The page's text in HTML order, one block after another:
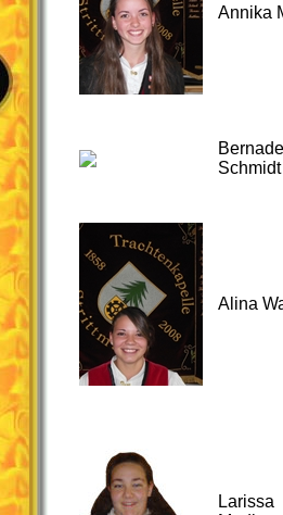
Annika
Schmidt
Alina
Larissa